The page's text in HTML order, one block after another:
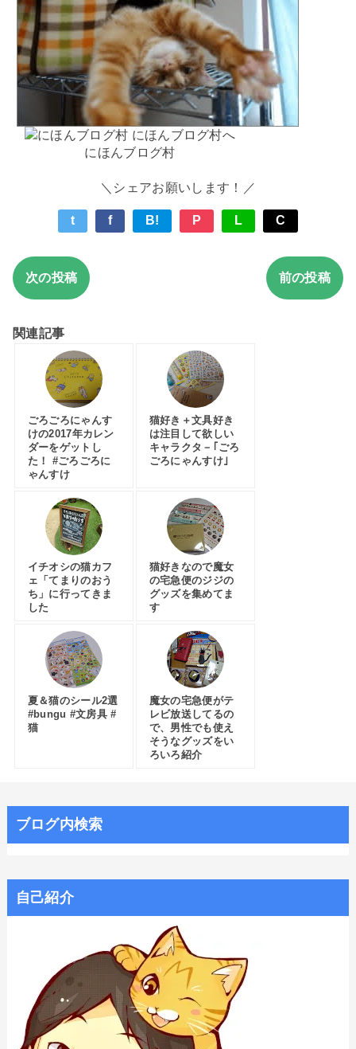
にほんブログ村
＼シェアお願いします！／
t f B! P L C
次の投稿 前の投稿
関連記事
ごろごろにゃんす
けの2017年カレン
ダーをゲットし
た！ #ごろごろに
ゃんすけ
猫好き＋文具好き
は注目して欲しい
キャラクタ－｢ごろ
ごろにゃんすけ｣
イチオシの猫カフ
ェ「てまりのおう
ち」に行ってきま
した
猫好きなので魔女
の宅急便のジジの
グッズを集めてま
す
夏＆猫のシール2選
#bungu #文房具 #
猫
魔女の宅急便がテ
レビ放送してるの
で、男性でも使え
そうなグッズをい
ろいろ紹介
ブログ内検索
自己紹介